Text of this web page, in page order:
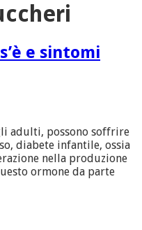
e sintomi
adulti, possono soffrire
diabete infantile, ossia
nella produzione
ormone da parte